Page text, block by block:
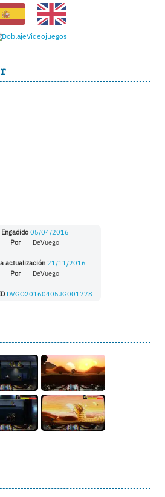
Engadido 05/04/2016
Por
DeVuego
actualización 21/11/2016
Por
DeVuego
DVGO20160405JG001778